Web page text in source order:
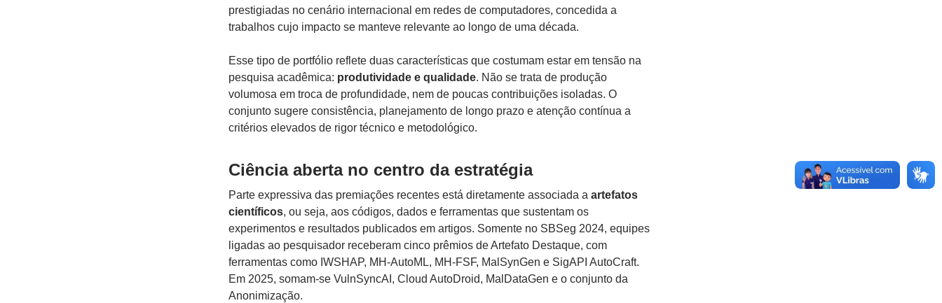
prestigiadas no cenário internacional em redes de computadores, concedida a
trabalhos cujo impacto se manteve relevante ao longo de uma década.
Esse tipo de portfólio reflete duas características que costumam estar em tensão na
pesquisa acadêmica: produtividade e qualidade. Não se trata de produção
volumosa em troca de profundidade, nem de poucas contribuições isoladas. O
conjunto sugere consistência, planejamento de longo prazo e atenção contínua a
critérios elevados de rigor técnico e metodológico.
Ciência aberta no centro da estratégia
Parte expressiva das premiações recentes está diretamente associada a artefatos
científicos, ou seja, aos códigos, dados e ferramentas que sustentam os
experimentos e resultados publicados em artigos. Somente no SBSeg 2024, equipes
ligadas ao pesquisador receberam cinco prêmios de Artefato Destaque, com
ferramentas como IWSHAP, MH-AutoML, MH-FSF, MalSynGen e SigAPI AutoCraft.
Em 2025, somam-se VulnSyncAI, Cloud AutoDroid, MalDataGen e o conjunto da
Anonimização.